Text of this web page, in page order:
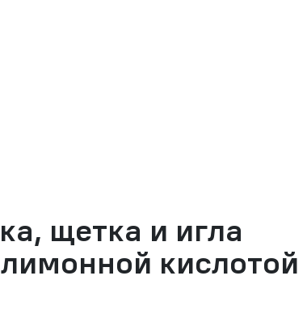
щетка и игла
кислотой